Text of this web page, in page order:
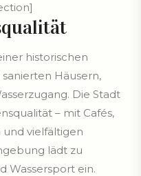
historischen
Häusern,
Die Stadt
– mit Cafés,
und vielfältigen
lädt zu
Wassersport ein.